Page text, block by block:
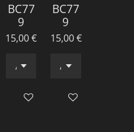
BC77
9
15,00 €
Ajouter au panier
BC77
9
15,00 €
Ajouter au panier